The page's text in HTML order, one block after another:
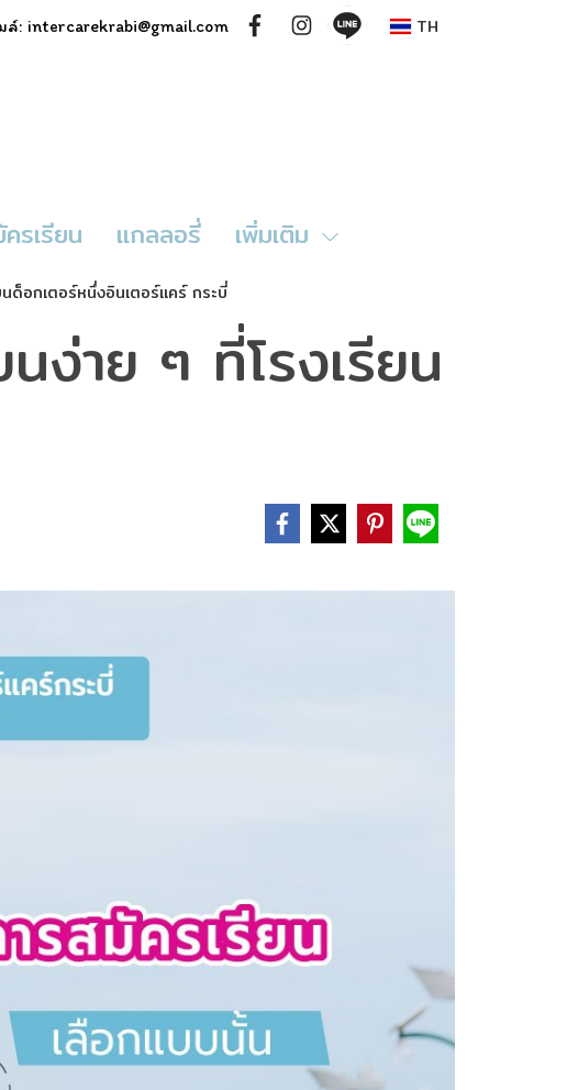
ล์: intercarekrabi@gmail.com TH
รเรียน แกลลอรี่ เพิ่มเติม
ด็อกเตอร์หนึ่งอินเตอร์แคร์ กระบี่
ง่าย ๆ ที่โรงเรียน